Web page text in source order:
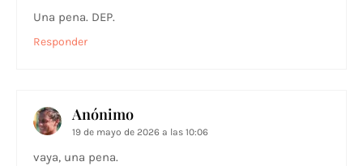
Una pena. DEP.
Responder
Anónimo
19 de mayo de 2026 a las 10:06
vaya, una pena.